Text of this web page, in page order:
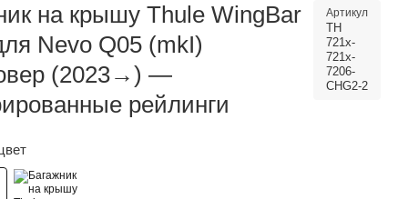
на крышу Thule WingBar
Nevo Q05 (mkI)
(2023→) —
рейлинги
Артикул
TH
721x-
721x-
7206-
CHG2-2